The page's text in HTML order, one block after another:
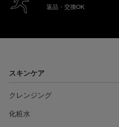
返品・交換OK
スキンケア
クレンジング
化粧水